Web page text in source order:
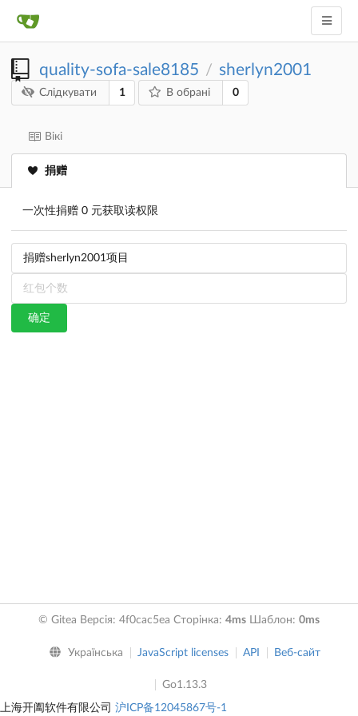
quality-sofa-sale8185 / sherlyn2001
Слідкувати 1 В обрані 0
Вікі
捐赠
一次性捐赠 0 元获取读权限
确定
© Gitea Версія: 4f0cac5ea Сторінка: 4ms Шаблон: 0ms
Українська JavaScript licenses API Веб-сайт
Go1.13.3
上海开阖软件有限公司 沪ICP备12045867号-1